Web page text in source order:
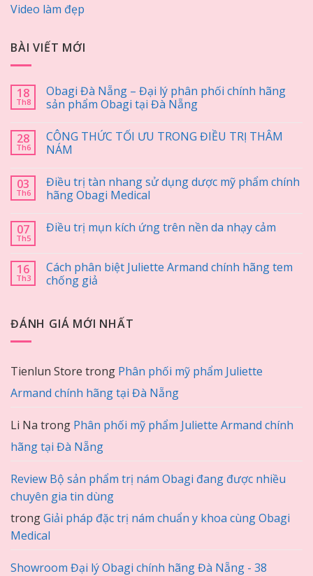
Video làm đẹp
BÀI VIẾT MỚI
18
Th8
Obagi Đà Nẵng – Đại lý phân phối chính hãng
sản phẩm Obagi tại Đà Nẵng
28
Th6
CÔNG THỨC TỐI ƯU TRONG ĐIỀU TRỊ THÂM
NÁM
03
Th6
Điều trị tàn nhang sử dụng dược mỹ phẩm chính
hãng Obagi Medical
07
Th5
Điều trị mụn kích ứng trên nền da nhạy cảm
16
Th3
Cách phân biệt Juliette Armand chính hãng tem
chống giả
ĐÁNH GIÁ MỚI NHẤT
Tienlun Store trong Phân phối mỹ phẩm Juliette
Armand chính hãng tại Đà Nẵng
Li Na trong Phân phối mỹ phẩm Juliette Armand chính
hãng tại Đà Nẵng
Review Bộ sản phẩm trị nám Obagi đang được nhiều
chuyên gia tin dùng
trongGiải pháp đặc trị nám chuẩn y khoa cùng Obagi
Medical
Showroom Đại lý Obagi chính hãng Đà Nẵng - 38